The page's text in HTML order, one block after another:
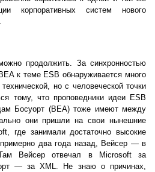
корпоративных систем нового
продолжить. За синхронностью
к теме ESB обнаруживается много
но с человеческой точки
тому, что проповедники идеи ESB
Босуорт (BEA) тоже имеют между
они пришли на свои нынешние
где занимали достаточно высокие
два года назад, Вейсер — в
Вейсер отвечал в Microsoft за
— за XML. Не знаю о причинах,